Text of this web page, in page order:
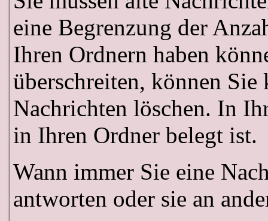
eine Begrenzung der
Ihren Ordnern haben
überschreiten, können
Nachrichten löschen. In
in Ihren Ordner belegt ist.
Wann immer Sie eine
antworten oder sie an